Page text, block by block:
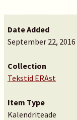
Date Added
September 22, 2016
Collection
Tekstid ERAst
Item Type
Kalendriteade